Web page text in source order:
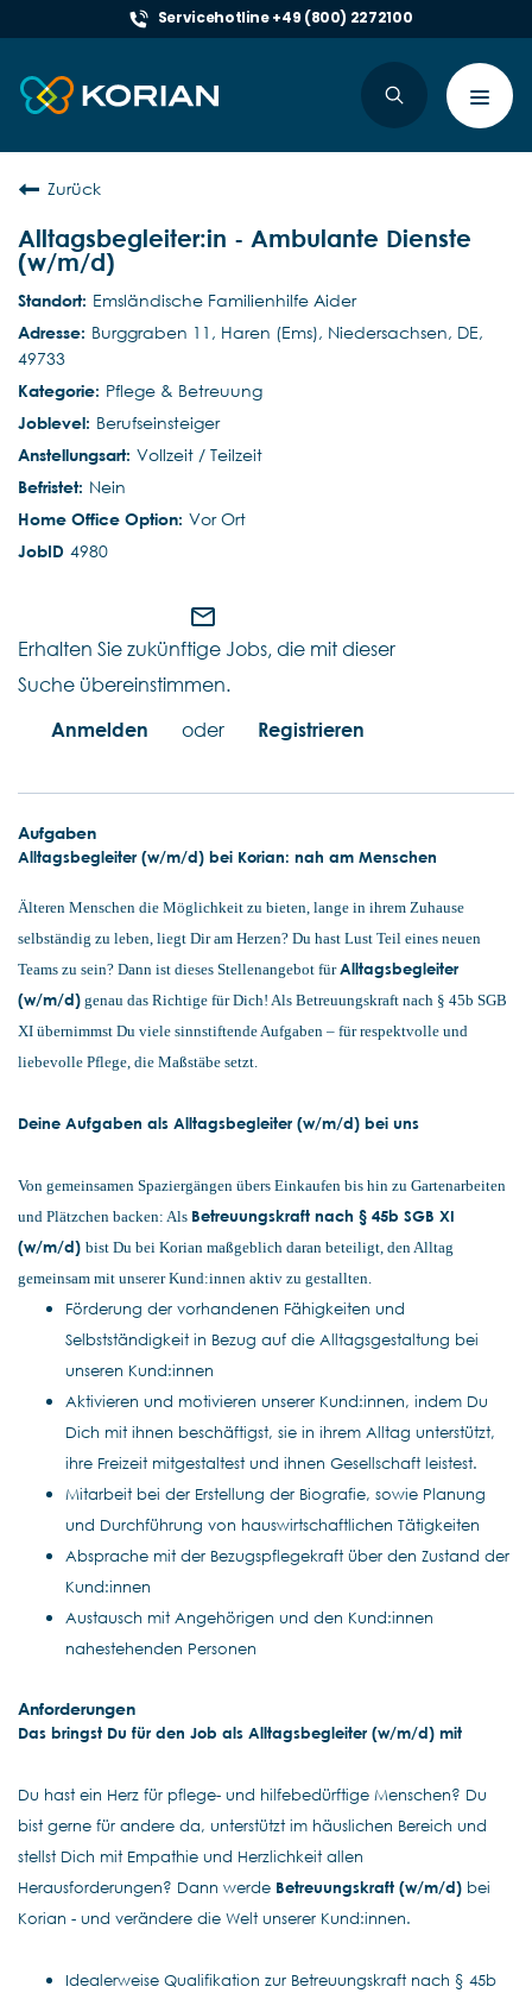
Servicehotline +49 (800) 2272100
Zurück
Alltagsbegleiter:in - Ambulante Dienste
(w/m/d)
Emsländische Familienhilfe Aider
Burggraben 11, Haren (Ems), Niedersachsen, DE,
49733
Pflege & Betreuung
Berufseinsteiger
Vollzeit / Teilzeit
Nein
Vor Ort
4980
mail_outline
Erhalten Sie zukünftige Jobs, die mit dieser
Suche übereinstimmen.
Anmelden
oder Registrieren
Aufgaben
Alltagsbegleiter (w/m/d) bei Korian: nah am Menschen
Älteren Menschen die Möglichkeit zu bieten, lange in ihrem Zuhause
selbständig zu leben, liegt Dir am Herzen? Du hast Lust Teil eines neuen
Teams zu sein? Dann ist dieses Stellenangebot fürAlltagsbegleiter
(w/m/d) genau das Richtige für Dich! Als Betreuungskraft nach § 45b SGB
XI übernimmst Du viele sinnstiftende Aufgaben – für respektvolle und
liebevolle Pflege, die Maßstäbe setzt.
Deine Aufgaben als Alltagsbegleiter (w/m/d) bei uns
Von gemeinsamen Spaziergängen übers Einkaufen bis hin zu Gartenarbeiten
und Plätzchen backen: Als Betreuungskraft nach § 45b SGB XI
(w/m/d) bist Du bei Korian maßgeblich daran beteiligt, den Alltag
gemeinsam mit unserer Kund:innen aktiv zu gestallten.
Förderung der vorhandenen Fähigkeiten und
Selbstständigkeit in Bezug auf die Alltagsgestaltung bei
unseren Kund:innen
Aktivieren und motivieren unserer Kund:innen, indem Du
Dich mit ihnen beschäftigst, sie in ihrem Alltag unterstützt,
ihre Freizeit mitgestaltest und ihnen Gesellschaft leistest.
Mitarbeit bei der Erstellung der Biografie, sowie Planung
und Durchführung von hauswirtschaftlichen Tätigkeiten
Absprache mit der Bezugspflegekraft über den Zustand der
Kund:innen
Austausch mit Angehörigen und den Kund:innen
nahestehenden Personen
Anforderungen
Das bringst Du für den Job als Alltagsbegleiter (w/m/d) mit
Du hast ein Herz für pflege- und hilfebedürftige Menschen? Du
bist gerne für andere da, unterstützt im häuslichen Bereich und
stellst Dich mit Empathie und Herzlichkeit allen
Herausforderungen? Dann werde Betreuungskraft (w/m/d) bei
Korian - und verändere die Welt unserer Kund:innen.
Idealerweise Qualifikation zur Betreuungskraft nach § 45b